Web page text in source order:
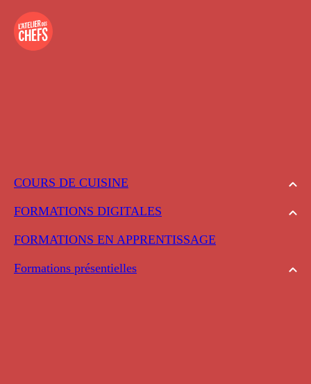
COURS DE CUISINE
FORMATIONS DIGITALES
FORMATIONS EN APPRENTISSAGE
Formations présentielles